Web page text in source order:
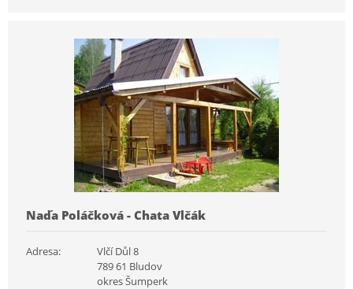
Naďa Poláčková - Chata Vlčák
Adresa:
Vlčí Důl 8
789 61 Bludov
okres Šumperk